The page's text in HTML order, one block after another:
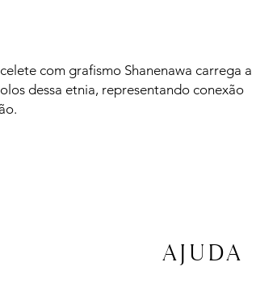
com grafismo Shanenawa carrega a
dessa etnia, representando conexão
AJUDA